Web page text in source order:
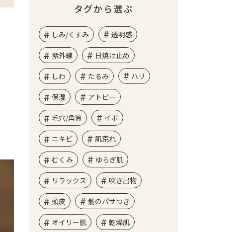
タグから選ぶ
しみ/くすみ 透明感
紫外線 日焼け止め
しわ たるみ ハリ
保湿 アトピー
毛穴/角質 イボ
ニキビ 肌荒れ
むくみ ゆらぎ肌
リラックス 吹き出物
頭皮 髪のパサつき
オイリー肌 乾燥肌